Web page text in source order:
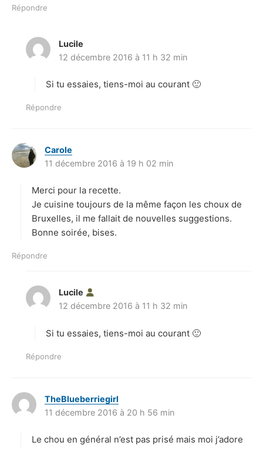
Répondre
Lucile
i
12 décembre 2016 à 11 h 32 min
Si tu essaies, tiens-moi au courant 🙂
Répondre
Carole
i
:
11 décembre 2016 à 19 h 02 min
Merci pour la recette.
Je cuisine toujours de la même façon les choux de
Bruxelles, il me fallait de nouvelles suggestions.
Bonne soirée, bises.
Répondre
Lucile
i
12 décembre 2016 à 11 h 32 min
Si tu essaies, tiens-moi au courant 🙂
Répondre
TheBlueberriegirl
i
11 décembre 2016 à 20 h 56 min
Le chou en général n’est pas prisé mais moi j’adore